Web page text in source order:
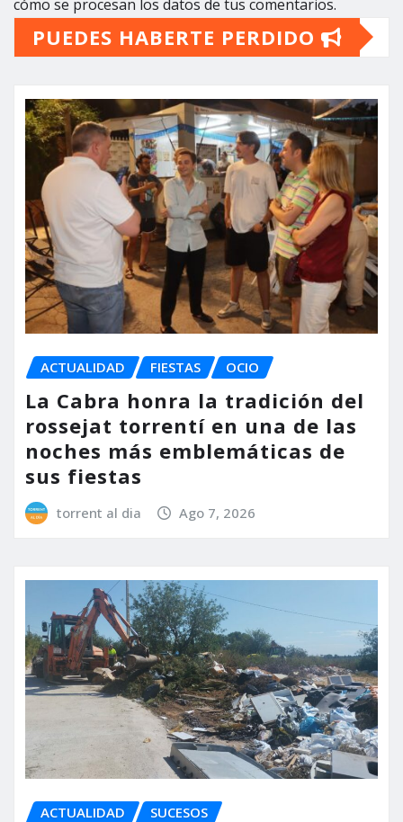
cómo se procesan los datos de tus comentarios.
PUEDES HABERTE PERDIDO
ACTUALIDAD FIESTAS OCIO
La Cabra honra la tradición del
rossejat torrentí en una de las
noches más emblemáticas de
sus fiestas
torrent al dia Ago 7, 2026
ACTUALIDAD SUCESOS